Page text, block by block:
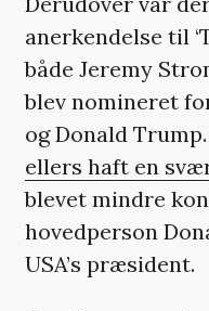
anerkendelse til
både Jeremy
blev nomineret
og Donald
ellers haft en
blevet mindre
hovedperson
USA’s præsident.